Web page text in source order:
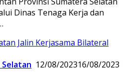
Dinas Tenaga Kerja dan
12/08/202316/08/2023